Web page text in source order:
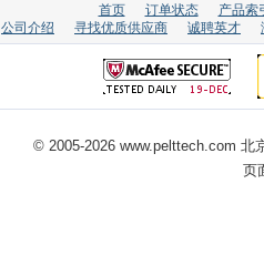
首页 订单状态
产品索
公司介绍
寻找优质供应商 诚聘英才
© 2005-2026 www.pelttech.com 北
页